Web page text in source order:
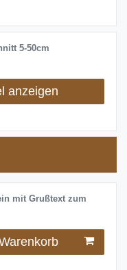
5-50cm
anzeigen
mit Grußtext zum